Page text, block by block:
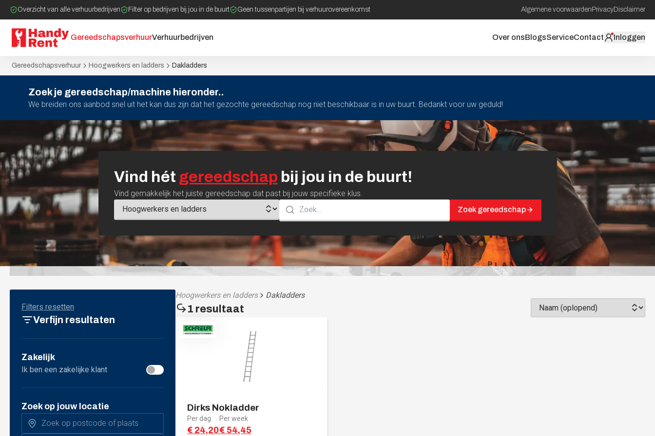
Overzicht van alle verhuurbedrijven Filter op bedrijven bij jou in de buurt Geen tussenpartijen bij verhuurovereenkomst Algemene voorwaarden PrivacyDisclaimer
GereedschapsverhuurVerhuurbedrijven Over onsBlogsServiceContact Inloggen
Gereedschapsverhuur Hoogwerkers en ladders Dakladders
Zoek je gereedschap/machine hieronder..
We breiden ons aanbod snel uit het kan dus zijn dat het gezochte gereedschap nog niet beschikbaar is in uw buurt. Bedankt voor uw geduld!
Vind hét gereedschap bij jou in de buurt!
Vind gemakkelijk het juiste gereedschap dat past bij jouw specifieke klus.
Zoek gereedschap
Filters resetten
Verfijn resultaten
Zakelijk
Ik ben een zakelijke klant
Zoek op jouw locatie
Hoogwerkers en ladders Dakladders
Dirks Nokladder
Per dag
€ 24,20
Per week
€ 54,45